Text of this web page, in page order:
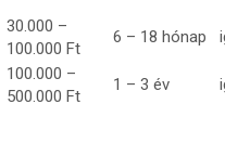
30.000 –
100.000 Ft
6 – 18 hónap
100.000 –
500.000 Ft
1 – 3 év